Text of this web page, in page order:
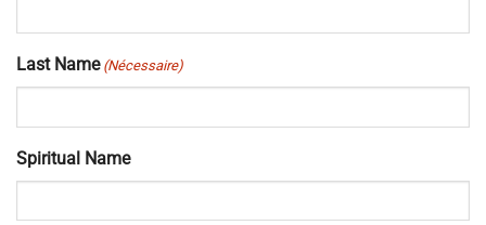
Last Name (Nécessaire)
Spiritual Name